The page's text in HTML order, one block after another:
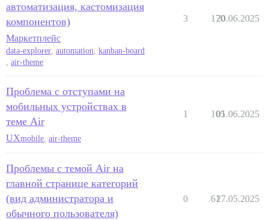
автоматизация, кастомизация
компонентов)
Маркетплейс
data-explorer, automation, kanban-board
, air-theme
3 170
20.06.2025
Проблема с отступами на
мобильных устройствах в
теме Air
UXmobile air-theme
1 105
01.06.2025
Проблемы с темой Air на
главной странице категорий
(вид администратора и
обычного пользователя)
0 6127.05.2025